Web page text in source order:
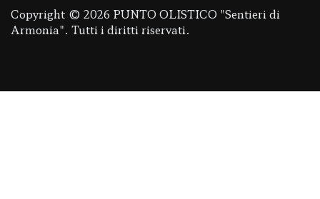
Copyright © 2026 PUNTO OLISTICO "Sentieri di
Armonia". Tutti i diritti riservati.